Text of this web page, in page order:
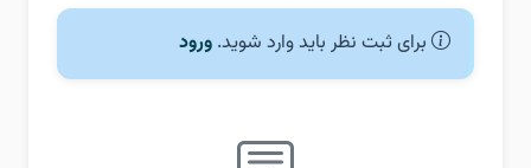
برای ثبت نظر باید وارد شوید. ورود